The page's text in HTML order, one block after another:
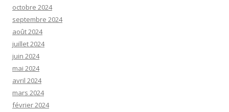
octobre 2024
septembre 2024
août 2024
juillet 2024
juin 2024
mai 2024
avril 2024
mars 2024
février 2024